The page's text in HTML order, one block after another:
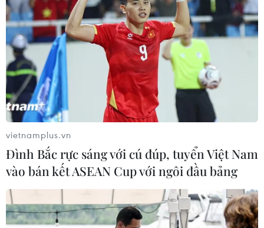
TIN LIÊN QUAN
Hoàn thiện nền tảng hạ tầng, thúc đẩy
kinh tế số phát triển
vietnamplus.vn
Đình Bắc rực sáng với cú đúp, tuyển Việt Nam
vào bán kết ASEAN Cup với ngôi đầu bảng